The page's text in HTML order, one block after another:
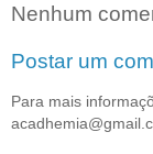
Nenhum
Postar um
Para mais